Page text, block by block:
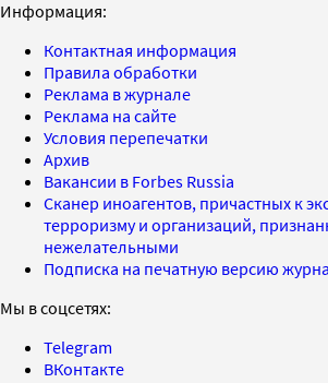
Информация:
Контактная информация
Правила обработки
Реклама в журнале
Реклама на сайте
Условия перепечатки
Архив
Вакансии в Forbes Russia
Сканер иноагентов, причастных к
терроризму и организаций,
нежелательными
Подписка на печатную версию
Мы в соцсетях:
Telegram
ВКонтакте